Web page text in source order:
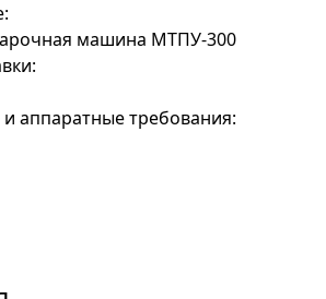
машина МТПУ-300
аппаратные требования: